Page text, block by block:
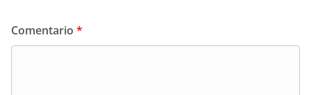
Comentario *